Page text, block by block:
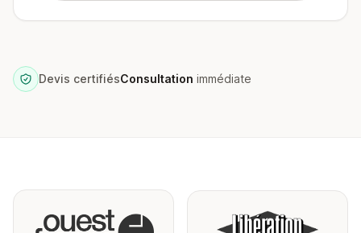
Devis certifiésConsultation immédiate